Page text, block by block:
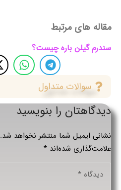
مقاله های مرتبط
سندرم گیلن باره چیست؟
سوالات متداول
دیدگاهتان را بنویسید
نشانی ایمیل شما منتشر نخواهد شد.
علامت‌گذاری شده‌اند *